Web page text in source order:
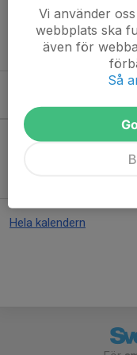
och fika
vid frågor kontakta
Kommande
Hela kalendern
Vi använder
webbplats ska
även för
Så